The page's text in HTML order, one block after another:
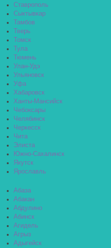
Ставрополь
Сыктывкар
Тамбов
Тверь
Томск
Тула
Тюмень
Улан-Удэ
Ульяновск
Уфа
Хабаровск
Ханты-Мансийск
Чебоксары
Челябинск
Черкесск
Чита
Элиста
Южно-Сахалинск
Якутск
Ярославль
Абаза
Абакан
Абдулино
Абинск
Агидель
Агрыз
Адыгейск